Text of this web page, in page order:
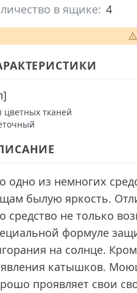
в ящике: 4
]
цветных тканей
одно из немногих
былую яркость.
средство не только
формуле
на солнце.
катышков.
проявляет свои